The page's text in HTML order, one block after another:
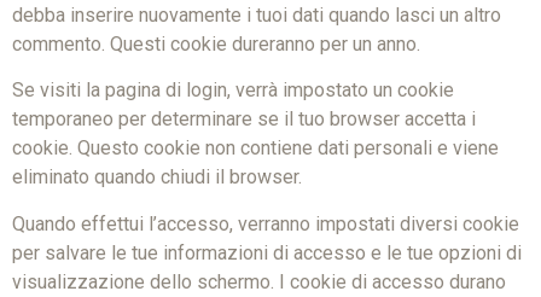
debba inserire nuovamente i tuoi dati quando lasci un altro
commento. Questi cookie dureranno per un anno.
Se visiti la pagina di login, verrà impostato un cookie
temporaneo per determinare se il tuo browser accetta i
cookie. Questo cookie non contiene dati personali e viene
eliminato quando chiudi il browser.
Quando effettui l’accesso, verranno impostati diversi cookie
per salvare le tue informazioni di accesso e le tue opzioni di
visualizzazione dello schermo. I cookie di accesso durano